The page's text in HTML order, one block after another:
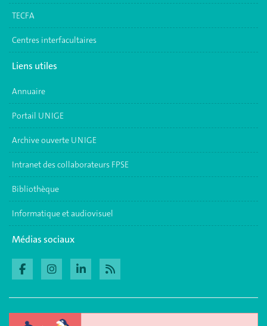
TECFA
Centres interfacultaires
Liens utiles
Annuaire
Portail UNIGE
Archive ouverte UNIGE
Intranet des collaborateurs FPSE
Bibliothèque
Informatique et audiovisuel
Médias sociaux